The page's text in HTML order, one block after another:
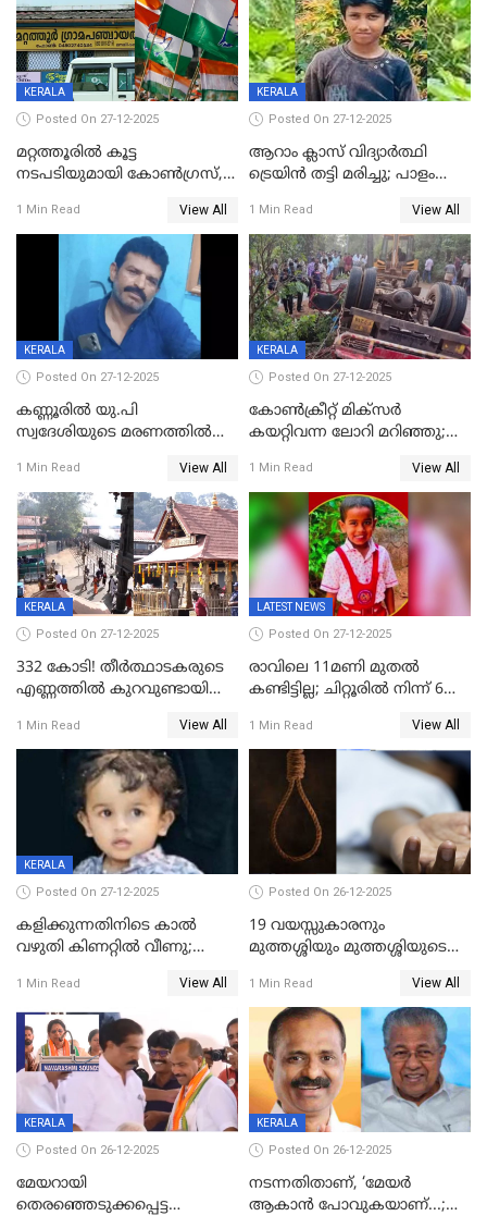
KERALA
Posted On 27-12-2025
മറ്റത്തൂരിൽ കൂട്ട
നടപടിയുമായി കോണ്‍ഗ്രസ്,
എട്ട് പേര്‍ ഉള്‍പ്പെടെ
പത്തുപേരെ പുറത്താക്കി,
ചൊവ്വന്നൂരിലും നടപടി
1 Min Read View All
KERALA
Posted On 27-12-2025
ആറാം ക്ലാസ് വിദ്യാർത്ഥി
ട്രെയിൻ തട്ടി മരിച്ചു; പാളം
അപകടം മലപ്പുറത്ത്
1 Min Read View All
KERALA
Posted On 27-12-2025
കണ്ണൂരിൽ യു.പി
സ്വദേശിയുടെ മരണത്തിൽ
കേസ്; തർക്കമുണ്ടായത്
ഫേഷ്യലിന് 300 രൂപ
ആവശ്യപ്പെട്ടതിനെച്ചൊല്ലി
1 Min Read View All
KERALA
Posted On 27-12-2025
കോണ്‍ക്രീറ്റ് മിക്‌സര്‍
കയറ്റിവന്ന ലോറി മറിഞ്ഞു;
അപകടം കണ്ണൂരിൽ
1 Min Read View All
KERALA
Posted On 27-12-2025
332 കോടി! തീർത്ഥാടകരുടെ
എണ്ണത്തിൽ കുറവുണ്ടായിട്ടും
കുതിച്ചുയരുന്നു
1 Min Read View All
LATEST NEWS
Posted On 27-12-2025
രാവിലെ 11മണി മുതൽ
കണ്ടിട്ടില്ല; ചിറ്റൂരിൽ നിന്ന് 6
1 Min Read View All
KERALA
Posted On 27-12-2025
കളിക്കുന്നതിനിടെ കാൽ
വഴുതി കിണറ്റിൽ വീണു;
ദാരുണാന്ത്യം
1 Min Read View All
Posted On 26-12-2025
19 വയസ്സുകാരനും
മുത്തശ്ശിയും മുത്തശ്ശിയുടെ
മരിച്ചനിലയിൽ
1 Min Read View All
KERALA
Posted On 26-12-2025
മേയറായി
തെരഞ്ഞെടുക്കപ്പെട്ട
KERALA
Posted On 26-12-2025
നടന്നതിതാണ്, ‘മേയർ
ആകാൻ പോവുകയാണ്...;